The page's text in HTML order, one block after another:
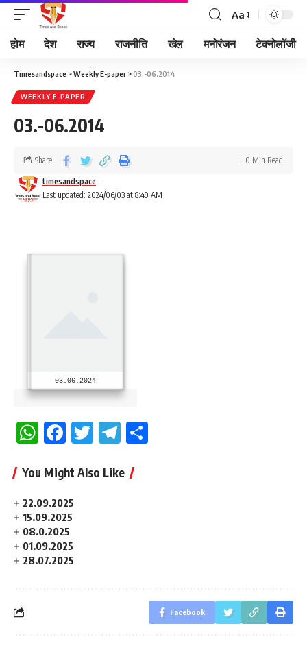
Aa
होम देश राज्य राजनीति खेल मनोरंजन टेक्नोलॉजी
Timesandspace >Weekly E-paper >03.-06.2014
WEEKLY E-PAPER
03.-06.2014
Last updated: 2024/06/03 at 8:49 AM
timesandspace
Share 0 Min Read
03.06.2024
WhatsApp
Facebook
TwitterTelegram
You Might Also Like
22.09.2025
15.09.2025
08.0.2025
01.09.2025
28.07.2025
Facebook